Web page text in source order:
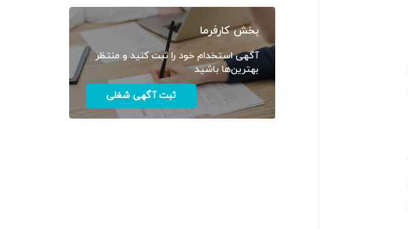
بخش کارفرما
آگهی استخدام خود را ثبت کنید و منتظر
بهترین‌ها باشید
ثبت آگهی شغلی